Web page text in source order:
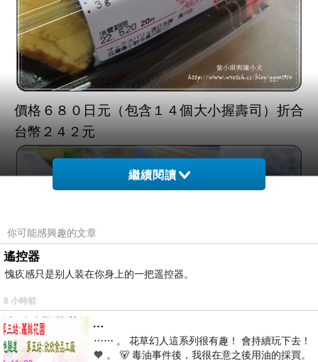
價格６８０日元（包含１４個大小握壽司）折合
台幣２４２元
繼續閱讀
你可能感興趣的文章
遙控器
愧疚感只是别人装在你身上的一把遥控器。
8 小時前
…
⋯⋯ 。 花草幻人這系列很有趣！ 會持續玩下去！
🧡 。 🐻 毒油事件後，我很在意之後用油的採買。